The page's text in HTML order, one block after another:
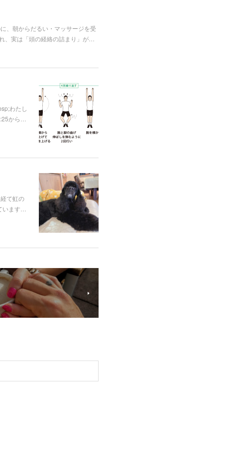
、朝からだるい・マッサージを受
、実は「頭の経絡の詰まり」が…
わたし
から…
て虹の
ます…